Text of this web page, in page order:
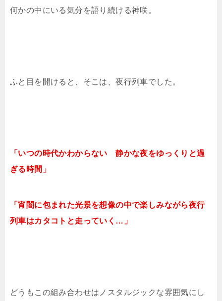
何かの中にいる気分を語り続ける神咲。
ふと目を開けると、そこは、夜行列車でした。
「 いつの時代かわからない 静かな夜をゆっくりと過
ぎる時間」
「宵闇に包まれた光景を想像の中で楽しみながら夜行
列車はカタコトと走っていく…」
どうもこの組み合わせはノスタルジックな雰囲気にし